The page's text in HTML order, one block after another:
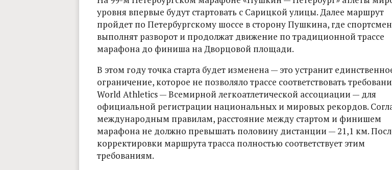
уровня впервые будут стартовать с Сарицкой улицы. Далее маршрут
пройдет по Петербургскому шоссе в сторону Пушкина, где
выполнят разворот и продолжат движение по традиционной трассе
марафона до финиша на Дворцовой площади.
В этом году точка старта будет изменена — это устранит
ограничение, которое не позволяло трассе соответствовать
World Athletics — Всемирной легкоатлетической ассоциации — для
официальной регистрации национальных и мировых рекордов.
международным правилам, расстояние между стартом и финишем
марафона не должно превышать половину дистанции — 21,1 км.
корректировки маршрута трасса полностью соответствует этим
требованиям.